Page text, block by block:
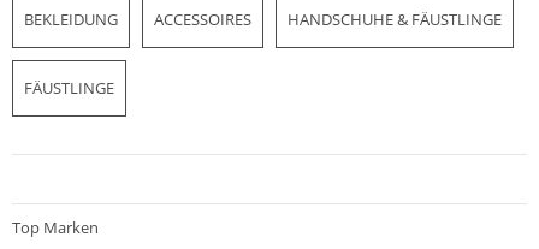
BEKLEIDUNG ACCESSOIRES HANDSCHUHE & FÄUSTLINGE
FÄUSTLINGE
Top Marken